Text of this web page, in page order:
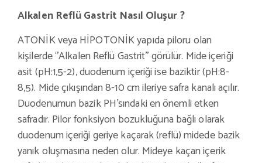
Alkalen Reflü Gastrit Nasıl Oluşur ?
ATONİK veya HİPOTONİK yapıda piloru olan
kişilerde ‘’Alkalen Reflü Gastrit’’ görülür. Mide içeriği
asit (pH:1,5-2), duodenum içeriği ise baziktir (pH:8-
8,5). Mide çıkışından 8-10 cm ileriye safra kanalı açılır.
Duodenumun bazik PH’sındaki en önemli etken
safradır. Pilor fonksiyon bozukluğuna bağlı olarak
duodenum içeriği geriye kaçarak (reflü) midede bazik
yanık oluşmasına neden olur. Mideye kaçan içerik